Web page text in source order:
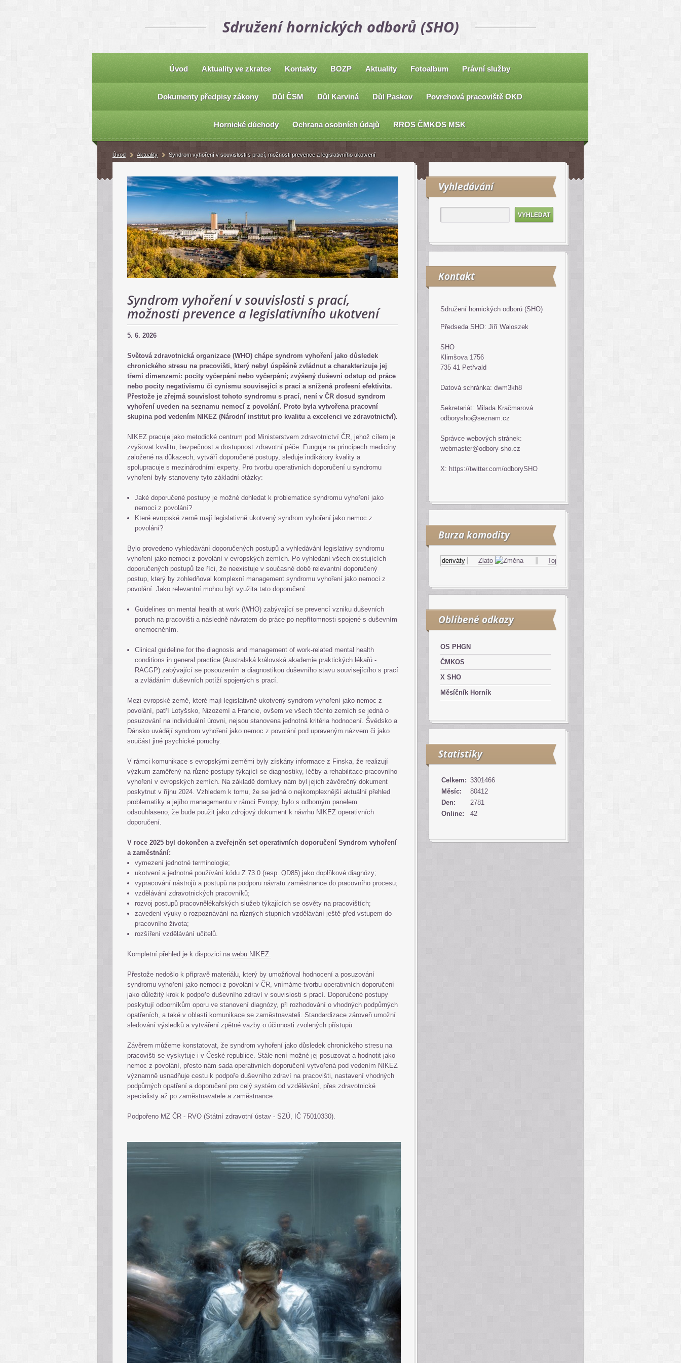
Sdružení hornických odborů (SHO)
Úvod Aktuality ve zkratce Kontakty BOZP Aktuality Fotoalbum Právní služby
Dokumenty předpisy zákony Důl ČSM Důl Karviná Důl Paskov Povrchová pracoviště OKD
Hornické důchody Ochrana osobních údajů RROS ČMKOS MSK
Syndrom vyhoření v souvislosti s prací,
možnosti prevence a legislativního ukotvení
5. 6. 2026
Světová zdravotnická organizace (WHO) chápe syndrom vyhoření jako důsledek
chronického stresu na pracovišti, který nebyl úspěšně zvládnut a charakterizuje jej
třemi dimenzemi: pocity vyčerpání nebo vyčerpání; zvýšený duševní odstup od práce
nebo pocity negativismu či cynismu související s prací a snížená profesní efektivita.
Přestože je zřejmá souvislost tohoto syndromu s prací, není v ČR dosud syndrom
vyhoření uveden na seznamu nemocí z povolání. Proto byla vytvořena pracovní
skupina pod vedením NIKEZ (Národní institut pro kvalitu a excelenci ve zdravotnictví).
NIKEZ pracuje jako metodické centrum pod Ministerstvem zdravotnictví ČR, jehož cílem je
zvyšovat kvalitu, bezpečnost a dostupnost zdravotní péče. Funguje na principech medicíny
založené na důkazech, vytváří doporučené postupy, sleduje indikátory kvality a
spolupracuje s mezinárodními experty. Pro tvorbu operativních doporučení u syndromu
vyhoření byly stanoveny tyto základní otázky:
Jaké doporučené postupy je možné dohledat k problematice syndromu vyhoření jako
nemoci z povolání?
Které evropské země mají legislativně ukotvený syndrom vyhoření jako nemoc z
povolání?
Bylo provedeno vyhledávání doporučených postupů a vyhledávání legislativy syndromu
vyhoření jako nemoci z povolání v evropských zemích. Po vyhledání všech existujících
doporučených postupů lze říci, že neexistuje v současné době relevantní doporučený
postup, který by zohledňoval komplexní management syndromu vyhoření jako nemoci z
povolání. Jako relevantní mohou být využita tato doporučení:
Guidelines on mental health at work (WHO) zabývající se prevencí vzniku duševních
poruch na pracovišti a následně návratem do práce po nepřítomnosti spojené s duševním
onemocněním.
Clinical guideline for the diagnosis and management of work-related mental health
conditions in general practice (Australská královská akademie praktických lékařů -
RACGP) zabývající se posouzením a diagnostikou duševního stavu souvisejícího s prací
a zvládáním duševních potíží spojených s prací.
Mezi evropské země, které mají legislativně ukotvený syndrom vyhoření jako nemoc z
povolání, patří Lotyšsko, Nizozemí a Francie, ovšem ve všech těchto zemích se jedná o
posuzování na individuální úrovni, nejsou stanovena jednotná kritéria hodnocení. Švédsko a
Dánsko uvádějí syndrom vyhoření jako nemoc z povolání pod upraveným názvem či jako
součást jiné psychické poruchy.
V rámci komunikace s evropskými zeměmi byly získány informace z Finska, že realizují
výzkum zaměřený na různé postupy týkající se diagnostiky, léčby a rehabilitace pracovního
vyhoření v evropských zemích. Na základě domluvy nám byl jejich závěrečný dokument
poskytnut v říjnu 2024. Vzhledem k tomu, že se jedná o nejkomplexnější aktuální přehled
problematiky a jejího managementu v rámci Evropy, bylo s odborným panelem
odsouhlaseno, že bude použit jako zdrojový dokument k návrhu NIKEZ operativních
doporučení.
V roce 2025 byl dokončen a zveřejněn set operativních doporučení Syndrom vyhoření
a zaměstnání:
vymezení jednotné terminologie;
ukotvení a jednotné používání kódu Z 73.0 (resp. QD85) jako doplňkové diagnózy;
vypracování nástrojů a postupů na podporu návratu zaměstnance do pracovního procesu;
vzdělávání zdravotnických pracovníků;
rozvoj postupů pracovnělékařských služeb týkajících se osvěty na pracovištích;
zavedení výuky o rozpoznávání na různých stupních vzdělávání ještě před vstupem do
pracovního života;
rozšíření vzdělávání učitelů.
Kompletní přehled je k dispozici nawebu NIKEZ.
Přestože nedošlo k přípravě materiálu, který by umožňoval hodnocení a posuzování
syndromu vyhoření jako nemoci z povolání v ČR, vnímáme tvorbu operativních doporučení
jako důležitý krok k podpoře duševního zdraví v souvislosti s prací. Doporučené postupy
poskytují odborníkům oporu ve stanovení diagnózy, při rozhodování o vhodných podpůrných
opatřeních, a také v oblasti komunikace se zaměstnavateli. Standardizace zároveň umožní
sledování výsledků a vytváření zpětné vazby o účinnosti zvolených přístupů.
Závěrem můžeme konstatovat, že syndrom vyhoření jako důsledek chronického stresu na
pracovišti se vyskytuje i v České republice. Stále není možné jej posuzovat a hodnotit jako
nemoc z povolání, přesto nám sada operativních doporučení vytvořená pod vedením NIKEZ
významně usnadňuje cestu k podpoře duševního zdraví na pracovišti, nastavení vhodných
podpůrných opatření a doporučení pro celý systém od vzdělávání, přes zdravotnické
specialisty až po zaměstnavatele a zaměstnance.
Podpořeno MZ ČR - RVO (Státní zdravotní ústav - SZÚ, IČ 75010330).
Vyhledávání
Kontakt
Sdružení hornických odborů (SHO)
Předseda SHO: Jiří Waloszek
SHO
Klimšova 1756
735 41 Petřvald
Datová schránka: dwm3kh8
Sekretariát: Milada Kračmarová
odborysho@seznam.cz
Správce webových stránek:
webmaster@odbory-sho.cz
X: https://twitter.com/odborySHO
Burza komodity
Kurzy.cz Komodity a deriváty Zlato Topný olej
Oblíbené odkazy
OS PHGN
ČMKOS
X SHO
Měsíčník Horník
Statistiky
Online: 42
Celkem: 3301466
Měsíc:
80412
Den:
2781
Úvod Aktuality Syndrom vyhoření v souvislosti s prací, možnosti prevence a legislativního ukotvení